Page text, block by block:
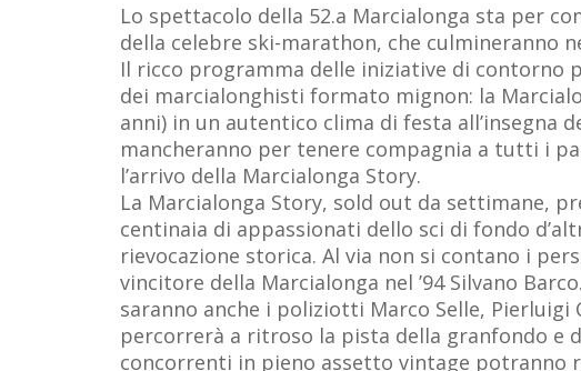
Lo spettacolo della 52.a Marcialonga sta per
della celebre ski-marathon, che culmineranno
Il ricco programma delle iniziative di contorno
dei marcialonghisti formato mignon: la
anni) in un autentico clima di festa all’insegna
mancheranno per tenere compagnia a tutti i
l’arrivo della Marcialonga Story.
La Marcialonga Story, sold out da settimane,
centinaia di appassionati dello sci di fondo
rievocazione storica. Al via non si contano i
vincitore della Marcialonga nel ’94 Silvano
saranno anche i poliziotti Marco Selle,
percorrerà a ritroso la pista della granfondo e
concorrenti in pieno assetto vintage potranno